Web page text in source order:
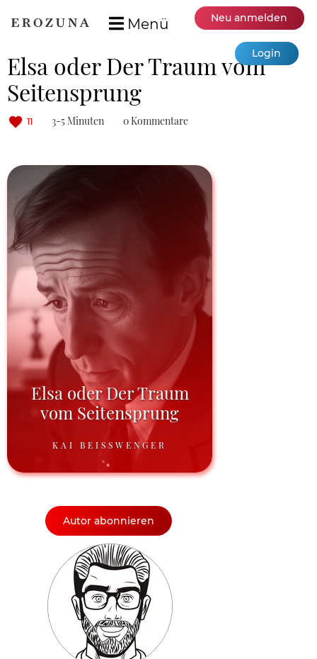
Menü Neu anmelden
Login
Elsa oder Der Traum vom
Seitensprung
11 3-5 Minuten 0 Kommentare
Elsa oder Der Traum
vom Seitensprung
KAI BEISSWENGER
Autor abonnieren